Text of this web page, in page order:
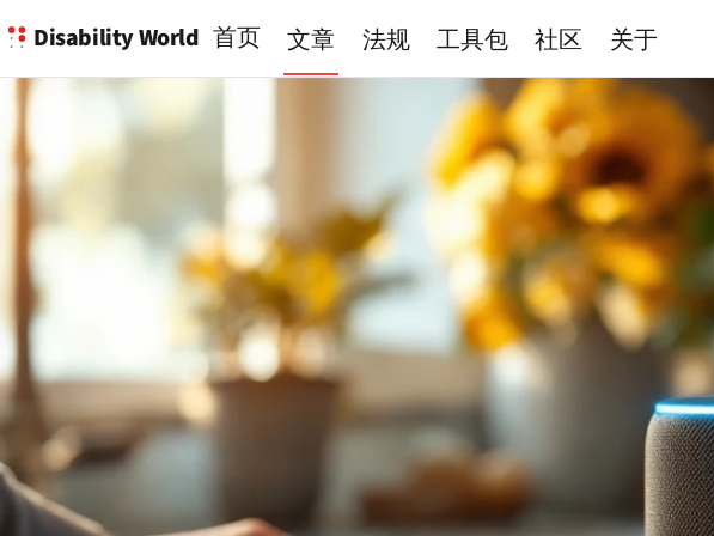
Disability World 首页 文章 法规 工具包 社区 关于